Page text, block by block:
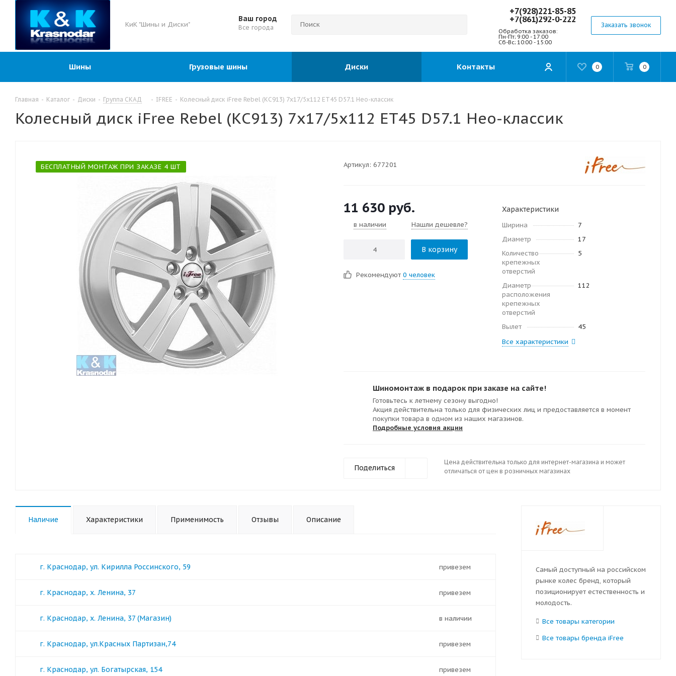
КиК "Шины и Диски"
Ваш город
Все города
+7(928)221-85-85
+7(861)292-0-222
Обработка заказов:
Пн-Пт; 9:00 - 17:00
Сб-Вс; 10:00 - 15:00
Заказать звонок
0 0
Шины Грузовые шины Диски Контакты
Главная - Каталог - Диски - Группа СКАД - IFREE - Колесный диск iFree Rebel (КС913) 7x17/5x112 ET45 D57.1 Нео-классик
Колесный диск iFree Rebel (КС913) 7x17/5x112 ET45 D57.1 Нео-классик
БЕСПЛАТНЫЙ МОНТАЖ ПРИ ЗАКАЗЕ 4 ШТ Артикул: 677201
11 630 руб.
в наличии Нашли дешевле?
В корзину
Рекомендуют 0 человек
Характеристики
Ширина
7
Диаметр
17
Количество
крепежных
отверстий
5
Диаметр
расположения
крепежных
отверстий
112
Вылет
45
Все характеристики
Шиномонтаж в подарок при заказе на сайте!
Готовьтесь к летнему сезону выгодно!
Акция действительна только для физических лиц и предоставляется в момент
покупки товара в одном из наших магазинов.
Подробные условия акции
Поделиться
Цена действительна только для интернет-магазина и может
отличаться от цен в розничных магазинах
Наличие Характеристики Применимость Отзывы Описание
Привезем
г. Краснодар, ул. Кирилла Россинского, 59
Привезем
г. Краснодар, х. Ленина, 37
в наличии
г. Краснодар, х. Ленина, 37 (Магазин)
Привезем
г. Краснодар, ул.Красных Партизан,74
Привезем
г. Краснодар, ул. Богатырская, 154
Самый доступный на российском
рынке колес бренд, который
позиционирует естественность и
молодость.
Все товары категории
Все товары бренда iFree